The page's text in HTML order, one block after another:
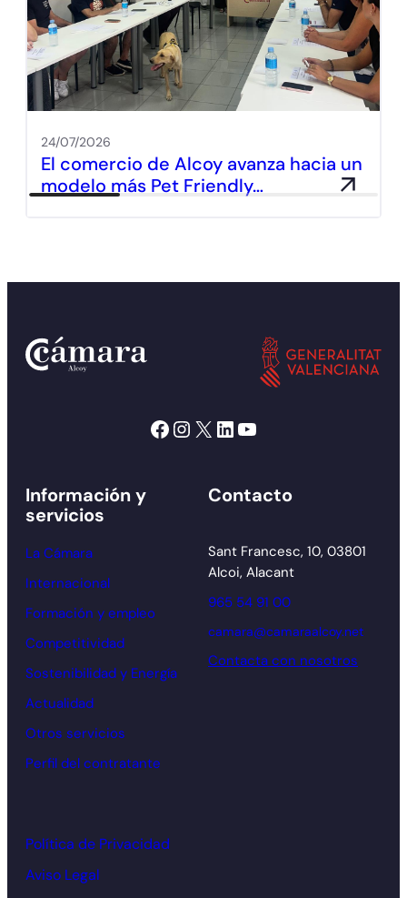
24/07/2026
El comercio de Alcoy avanza hacia un
modelo más Pet Friendly…
Facebook Instagram X LinkedIn YouTube
Información y
servicios
La Cámara
Internacional
Formación y empleo
Competitividad
Sostenibilidad y Energía
Actualidad
Otros servicios
Perfil del contratante
Contacto
Sant Francesc, 10, 03801
Alcoi, Alacant
965 54 91 00
camara@camaraalcoy.net
Contacta con nosotros
Política de Privacidad
Aviso Legal